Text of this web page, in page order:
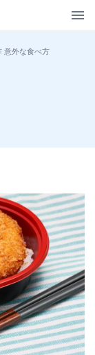
意外な食べ方